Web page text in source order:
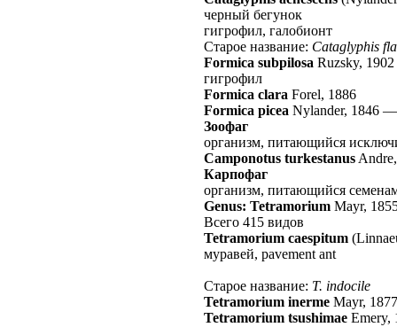
черный бегунок
гигрофил, галобионт
Старое название: Cataglyphis
Formica subpilosa Ruzsky, 1902
гигрофил
Formica clara Forel, 1886
Formica picea Nylander, 1846
Зоофаг
организм, питающийся
Camponotus turkestanus
Карпофаг
организм, питающийся
Genus: Tetramorium Mayr,
Всего 415 видов
Tetramorium caespitum
муравей, pavement ant
Старое название: T. indocile
Tetramorium inerme Mayr, 1877
Tetramorium tsushimae Emery,